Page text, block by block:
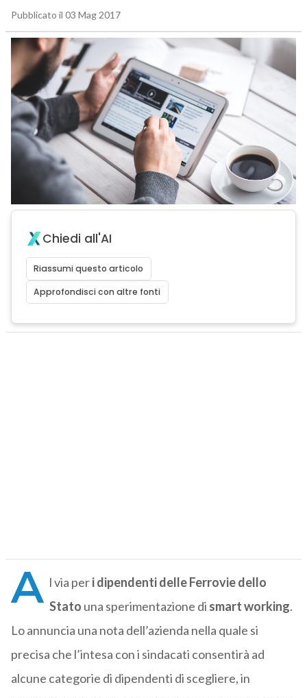
Pubblicato il 03 Mag 2017
Chiedi all'AI
Riassumi questo articolo
Approfondisci con altre fonti
A l via peri dipendenti delle Ferrovie dello
Stato una sperimentazione di smart working.
Lo annuncia una nota dell’azienda nella quale si
precisa che l’intesa con i sindacati consentirà ad
alcune categorie di dipendenti di scegliere, in